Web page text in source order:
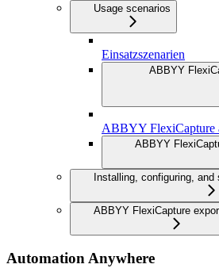
Usage scenarios
Einsatzszenarien
ABBYY
ABBYY FlexiCapture
ABBYY
Installing, configuring, and
ABBYY FlexiCapture
Automation Anywhere